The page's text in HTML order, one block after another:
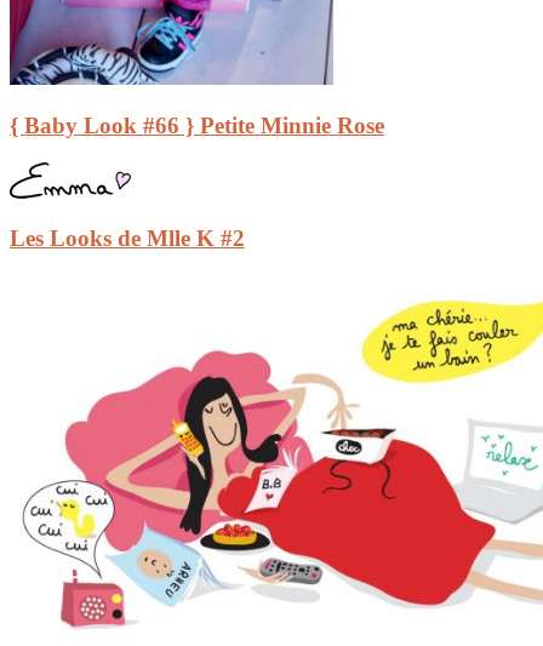
{ Baby Look #66 } Petite Minnie Rose
Les Looks de Mlle K #2